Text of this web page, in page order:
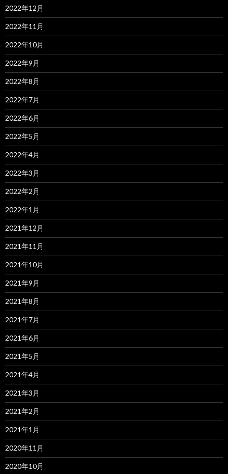
2022年12月
2022年11月
2022年10月
2022年9月
2022年8月
2022年7月
2022年6月
2022年5月
2022年4月
2022年3月
2022年2月
2022年1月
2021年12月
2021年11月
2021年10月
2021年9月
2021年8月
2021年7月
2021年6月
2021年5月
2021年4月
2021年3月
2021年2月
2021年1月
2020年11月
2020年10月